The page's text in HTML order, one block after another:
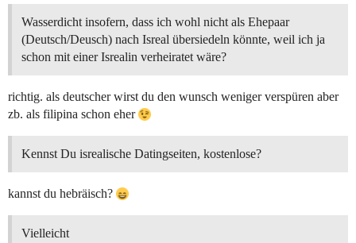
Wasserdicht insofern, dass ich wohl nicht als Ehepaar
(Deutsch/Deusch) nach Isreal übersiedeln könnte, weil ich ja
schon mit einer Isrealin verheiratet wäre?
richtig. als deutscher wirst du den wunsch weniger verspüren aber
zb. als filipina schon eher
Kennst Du isrealische Datingseiten, kostenlose?
kannst du hebräisch?
Vielleicht